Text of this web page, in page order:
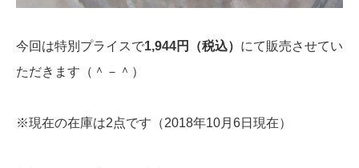
今回は特別プライスで1,944円（税込） にて販売させてい
ただきます（＾－＾）
※現在の在庫は2点です（2018年10月6日現在）